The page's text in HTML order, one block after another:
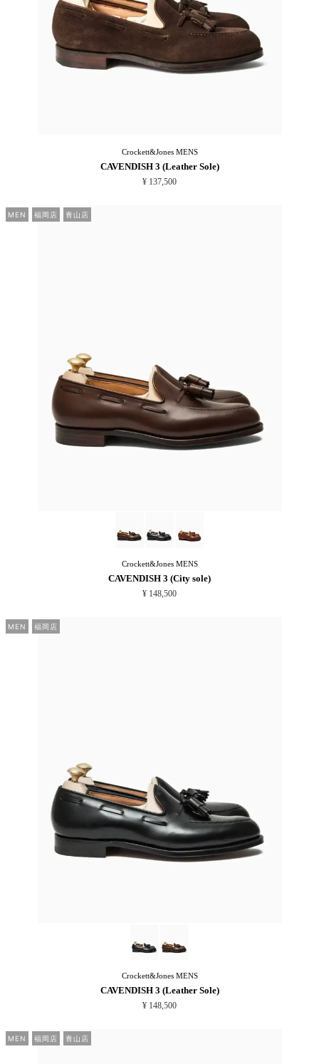
Crockett&JonesMENS
CAVENDISH 3 (Leather Sole)
¥ 137,500
MEN 福岡店 青山店
Crockett&JonesMENS
CAVENDISH 3 (City sole)
¥ 148,500
MEN 福岡店
Crockett&JonesMENS
CAVENDISH 3 (Leather Sole)
¥ 148,500
MEN 福岡店 青山店